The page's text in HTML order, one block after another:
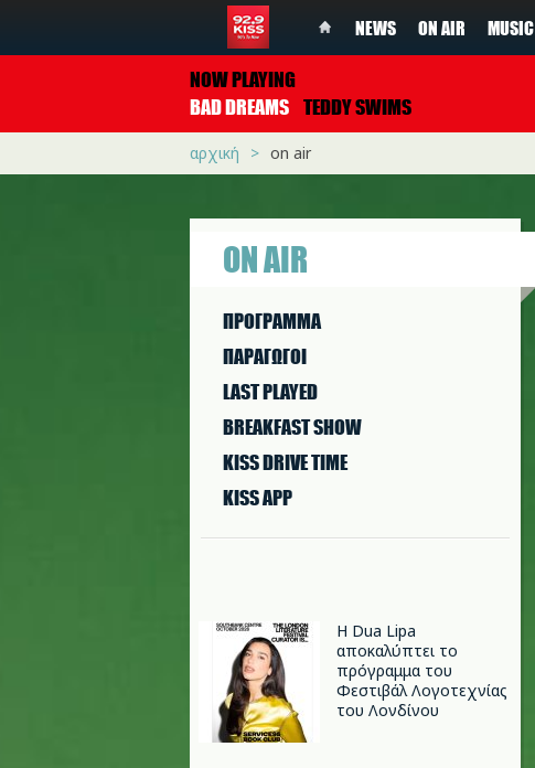
NEWS ON AIR MUSIC
NOW PLAYING
BAD DREAMS TEDDY SWIMS
αρχική on air
ON AIR
ΠΡΟΓΡΑΜΜΑ
ΠΑΡΑΓΩΓΟΙ
LAST PLAYED
BREAKFAST SHOW
KISS DRIVE TIME
KISS APP
Η Dua Lipa
αποκαλύπτει το
πρόγραμμα του
Φεστιβάλ Λογοτεχνίας
του Λονδίνου